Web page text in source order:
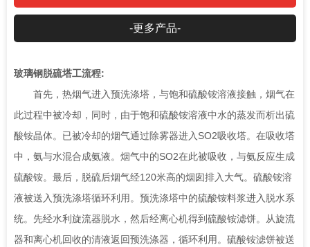
-更多产品-
玻璃钢脱硫塔工流程:
首先，热烟气进入预洗涤塔，与饱和硫酸铵溶液接触，烟气在
此过程中被冷却，同时，由于饱和硫酸铵溶液中水的蒸发而析出硫
酸铵晶体。已被冷却的烟气通过除雾器进入SO2吸收塔。在吸收塔
中，氨与水混合成氨液。烟气中的SO2在此被吸收，与氨反应生成
硫酸铵。最后，脱硫后烟气经120米高的烟囱排入大气。硫酸铵溶
液被送入预洗涤塔循环利用。预洗涤塔中的硫酸铵料浆进入脱水系
统。先经水利旋流器脱水，然后经离心机得到硫酸铵滤饼。从旋流
器和离心机回收的清液返回预洗涤器，循环利用。硫酸铵滤饼被送